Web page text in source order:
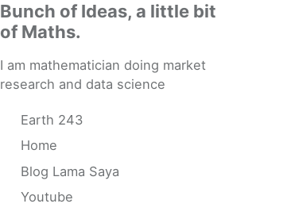
Bunch of Ideas, a little bit
of Maths.
I am mathematician doing market
research and data science
Earth 243
Home
Blog Lama Saya
Youtube